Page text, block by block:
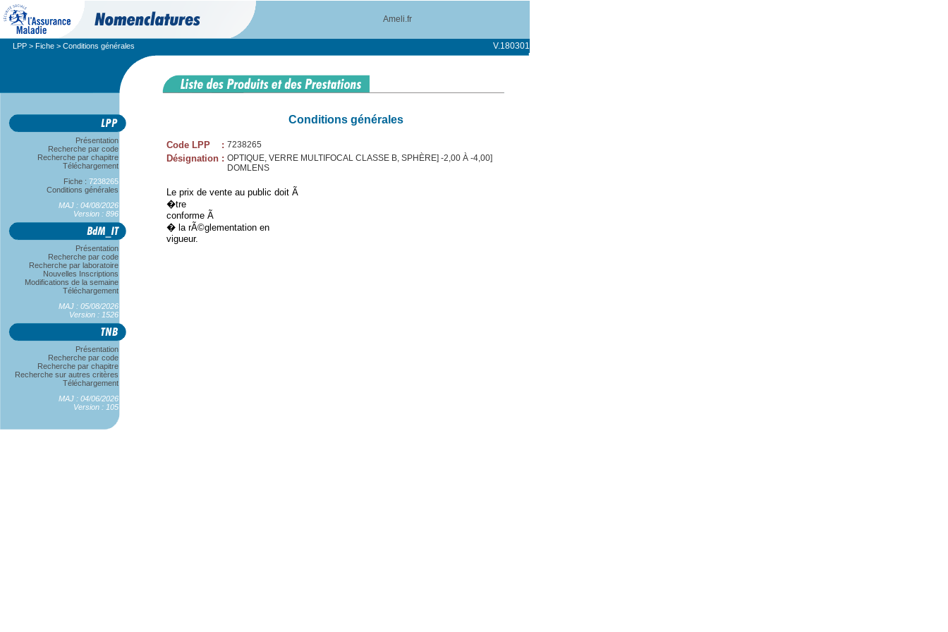
Ameli.fr
LPP > Fiche > Conditions générales V.180301
Présentation
Recherche par code
Recherche par chapitre
Téléchargement
Fiche : 7238265
Conditions générales
MAJ : 04/08/2026
Version : 896
Présentation
Recherche par code
Recherche par laboratoire
Nouvelles Inscriptions
Modifications de la semaine
Téléchargement
MAJ : 05/08/2026
Version : 1526
Présentation
Recherche par code
Recherche par chapitre
Recherche sur autres critères
Téléchargement
MAJ : 04/06/2026
Version : 105
Conditions générales
Code LPP : 7238265
Désignation : OPTIQUE, VERRE MULTIFOCAL CLASSE B, SPHÈRE] -2,00 À -4,00]
DOMLENS
Le prix de vente au public doit Ã
�tre
conforme Ã
� la rÃ©glementation en
vigueur.